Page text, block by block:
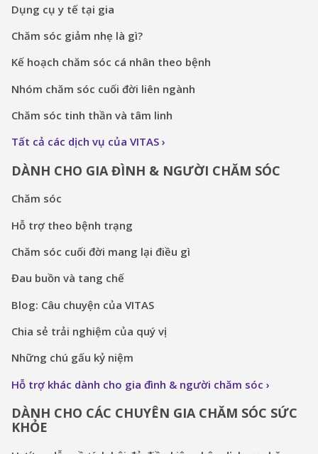
Dụng cụ y tế tại gia
Chăm sóc giảm nhẹ là gì?
Kế hoạch chăm sóc cá nhân theo bệnh
Nhóm chăm sóc cuối đời liên ngành
Chăm sóc tinh thần và tâm linh
Tất cả các dịch vụ của VITAS
DÀNH CHO GIA ĐÌNH & NGƯỜI CHĂM SÓC
Chăm sóc
Hỗ trợ theo bệnh trạng
Chăm sóc cuối đời mang lại điều gì
Đau buồn và tang chế
Blog: Câu chuyện của VITAS
Chia sẻ trải nghiệm của quý vị
Những chú gấu kỷ niệm
Hỗ trợ khác dành cho gia đình & người chăm sóc
DÀNH CHO CÁC CHUYÊN GIA CHĂM SÓC SỨC
KHỎE